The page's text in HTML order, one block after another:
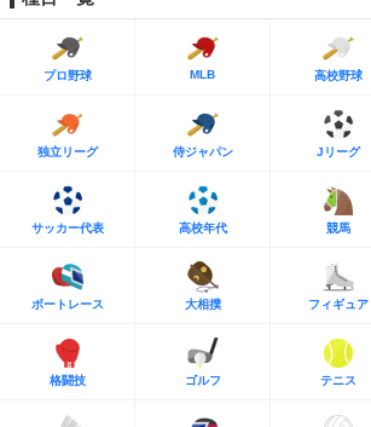
プロ野球 MLB 高校野球
独立リーグ 侍ジャパン Jリーグ
サッカー代表 高校年代 競馬
ボートレース 大相撲 フィギュア
格闘技 ゴルフ テニス